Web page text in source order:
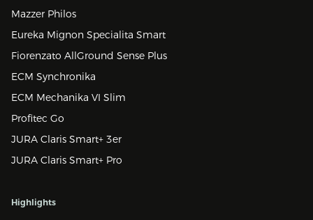
Mazzer Philos
Eureka Mignon Specialita Smart
Fiorenzato AllGround Sense Plus
ECM Synchronika
ECM Mechanika VI Slim
Profitec Go
JURA Claris Smart+ 3er
JURA Claris Smart+ Pro
Highlights